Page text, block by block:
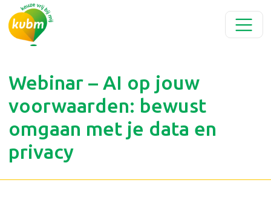
Webinar – AI op jouw
voorwaarden: bewust
omgaan met je data en
privacy